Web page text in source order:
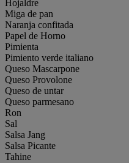
Hojaldre
Miga de pan
Naranja confitada
Papel de Horno
Pimienta
Pimiento verde italiano
Queso Mascarpone
Queso Provolone
Queso de untar
Queso parmesano
Ron
Sal
Salsa Jang
Salsa Picante
Tahine